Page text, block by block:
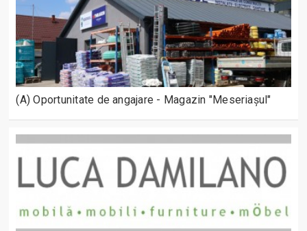
(A) Oportunitate de angajare - Magazin "Meseriașul"